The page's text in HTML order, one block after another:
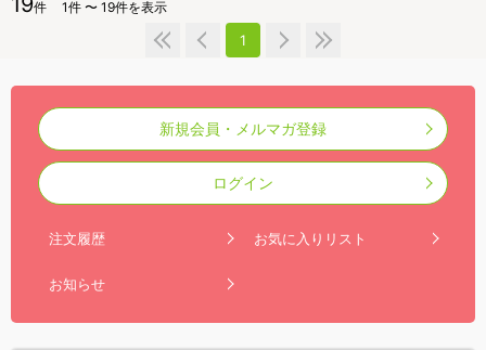
件 1件 〜 19件を表示
1
新規会員・メルマガ登録
ログイン
注文履歴 お気に入りリスト
お知らせ